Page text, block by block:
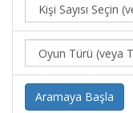
Aramaya Başla